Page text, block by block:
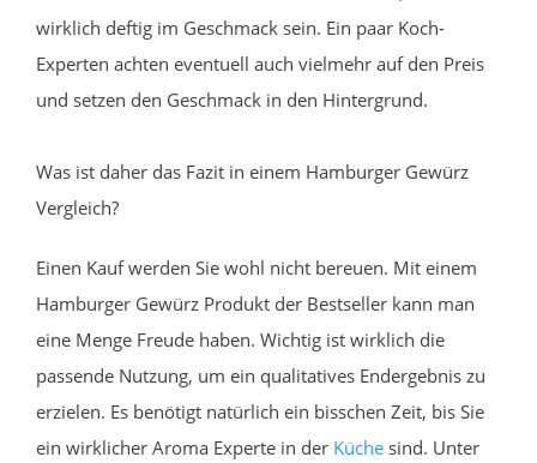
wirklich deftig im Geschmack sein. Ein paar Koch-
Experten achten eventuell auch vielmehr auf den Preis
und setzen den Geschmack in den Hintergrund.
Was ist daher das Fazit in einem Hamburger Gewürz
Vergleich?
Einen Kauf werden Sie wohl nicht bereuen. Mit einem
Hamburger Gewürz Produkt der Bestseller kann man
eine Menge Freude haben. Wichtig ist wirklich die
passende Nutzung, um ein qualitatives Endergebnis zu
erzielen. Es benötigt natürlich ein bisschen Zeit, bis Sie
ein wirklicher Aroma Experte in der Küche sind. Unter